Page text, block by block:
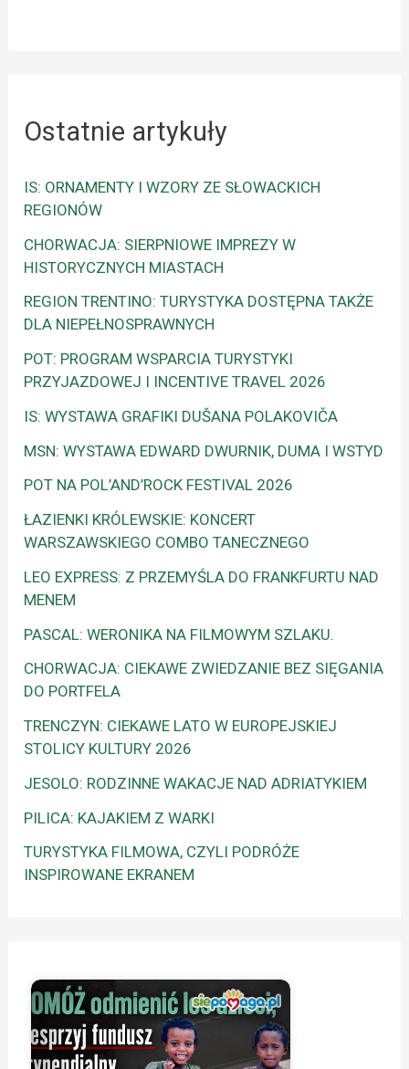
Ostatnie artykuły
IS: ORNAMENTY I WZORY ZE SŁOWACKICH
REGIONÓW
CHORWACJA: SIERPNIOWE IMPREZY W
HISTORYCZNYCH MIASTACH
REGION TRENTINO: TURYSTYKA DOSTĘPNA TAKŻE
DLA NIEPEŁNOSPRAWNYCH
POT: PROGRAM WSPARCIA TURYSTYKI
PRZYJAZDOWEJ I INCENTIVE TRAVEL 2026
IS: WYSTAWA GRAFIKI DUŠANA POLAKOVIČA
MSN: WYSTAWA EDWARD DWURNIK, DUMA I WSTYD
POT NA POL’AND’ROCK FESTIVAL 2026
ŁAZIENKI KRÓLEWSKIE: KONCERT
WARSZAWSKIEGO COMBO TANECZNEGO
LEO EXPRESS: Z PRZEMYŚLA DO FRANKFURTU NAD
MENEM
PASCAL: WERONIKA NA FILMOWYM SZLAKU.
CHORWACJA: CIEKAWE ZWIEDZANIE BEZ SIĘGANIA
DO PORTFELA
TRENCZYN: CIEKAWE LATO W EUROPEJSKIEJ
STOLICY KULTURY 2026
JESOLO: RODZINNE WAKACJE NAD ADRIATYKIEM
PILICA: KAJAKIEM Z WARKI
TURYSTYKA FILMOWA, CZYLI PODRÓŻE
INSPIROWANE EKRANEM